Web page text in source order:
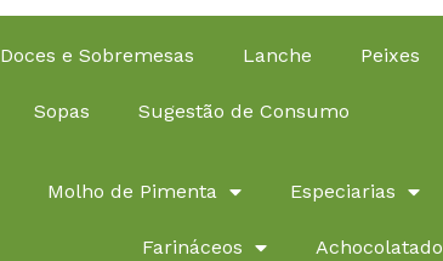
Doces e Sobremesas Lanche Peixes
Sopas Sugestão de Consumo
Molho de Pimenta Especiarias
Farináceos Achocolatado